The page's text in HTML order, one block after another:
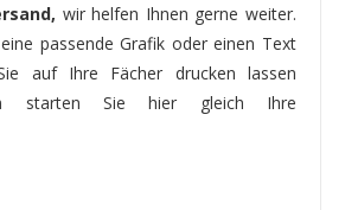
wir helfen Ihnen gerne weiter.
passende Grafik oder einen Text
auf Ihre Fächer drucken lassen
starten Sie hier gleich Ihre